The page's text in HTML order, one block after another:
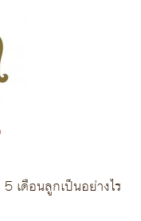
เดือนลูกเป็นอย่างไร